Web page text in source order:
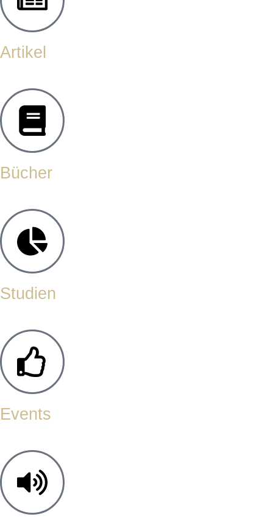
Artikel
Bücher
Studien
Events